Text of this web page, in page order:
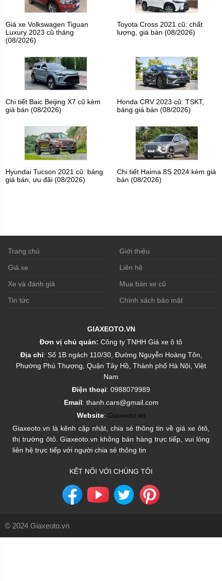
Giá xe Volkswagen Tiguan
Luxury 2023 cũ tháng
(08/2026)
Toyota Cross 2021 cũ: chất
lượng, giá bán (08/2026)
Chi tiết Baic Beijing X7 cũ kèm
giá bán (08/2026)
Honda CRV 2023 cũ: TSKT,
bảng giá bán (08/2026)
Hyundai Tucson 2021 cũ: bảng
giá bán, ưu đãi (08/2026)
Chi tiết Haima 8S 2024 kèm giá
bán (08/2026)
Trang chủ Giới thiệu
Giá xe Liên hệ
Xe và đánh giá Mua bán xe cũ
Tin tức Chính sách bảo mật
GIAXEOTO.VN
Đơn vị chủ quản: Công ty TNHH Giá xe ô tô
Địa chỉ: Số 1B ngách 110/30, Đường Nguyễn Hoàng Tôn,
Phường Phú Thượng, Quận Tây Hồ, Thành phố Hà Nội, Việt
Nam
Điện thoại: 0988079989
Email: thanh.cars@gmail.com
Website: Giaxeoto.vn
Giaxeoto.vn là kênh cập nhật, chia sẻ thông tin về giá xe ôtô,
thị trường ôtô. Giaxeoto.vn không bán hàng trực tiếp, vui lòng
liên hệ trực tiếp với người chia sẻ thông tin
KẾT NỐI VỚI CHÚNG TÔI
© 2024 Giaxeoto.vn